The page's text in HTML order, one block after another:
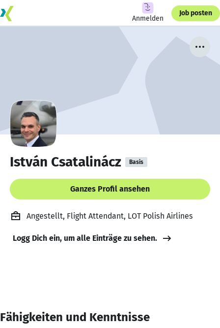
Anmelden
Job posten
István Csatalinácz Basis
Ganzes Profil ansehen
Angestellt, Flight Attendant, LOT Polish Airlines
Logg Dich ein, um alle Einträge zu sehen.
Fähigkeiten und Kenntnisse